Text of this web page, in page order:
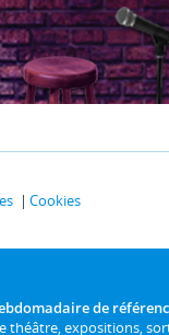
Cookies
de
théâtre, expositions,